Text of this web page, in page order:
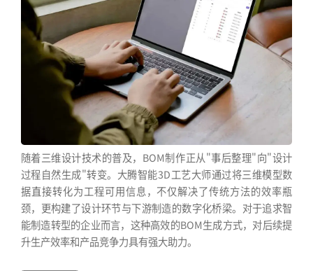
随着三维设计技术的普及，BOM制作正从"事后整理"向"设计
过程自然生成"转变。大腾智能3D工艺大师通过将三维模型数
据直接转化为工程可用信息，不仅解决了传统方法的效率瓶
颈，更构建了设计环节与下游制造的数字化桥梁。对于追求智
能制造转型的企业而言，这种高效的BOM生成方式，对后续提
升生产效率和产品竞争力具有强大助力。